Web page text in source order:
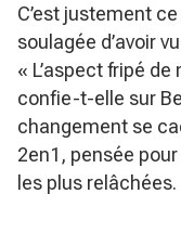
C’est justement
soulagée d’avoir
« L’aspect fripé
confie-t-elle sur
changement se
2en1, pensée
les plus relâchées.